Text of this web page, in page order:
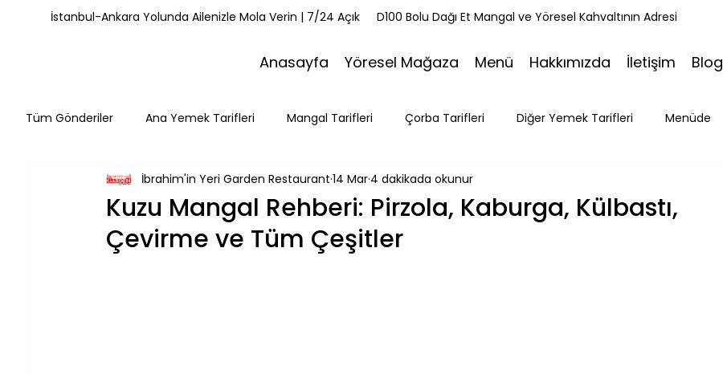
İstanbul-Ankara Yolunda Ailenizle Mola Verin | 7/24 Açık D100 Bolu Dağı Et Mangal ve Yöresel Kahvaltının Adresi
Anasayfa Yöresel Mağaza Menü Hakkımızda İletişim Blog
Tüm Gönderiler Ana Yemek Tarifleri Mangal Tarifleri Çorba Tarifleri Diğer Yemek Tarifleri Menüde
Misafirlerimiz Kahvaltı Tarifleri Yemek Tarifleri Tatlı Tarifleri
Mola Noktaları Bolu Mutfağı Doğa & Yürüyüş Bakacak Mevkii
Kuzu Mangal Rehberi: Pirzola, Kaburga, Külbastı,
Çevirme ve Tüm Çeşitler
İbrahim'in Yeri Garden Restaurant 14 Mar 4 dakikada okunur